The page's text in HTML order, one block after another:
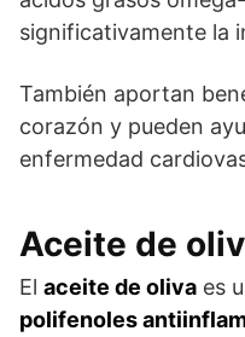
significativamente la
También aportan
corazón y pueden
enfermedad
Aceite de
El aceite de oliva es
polifenoles